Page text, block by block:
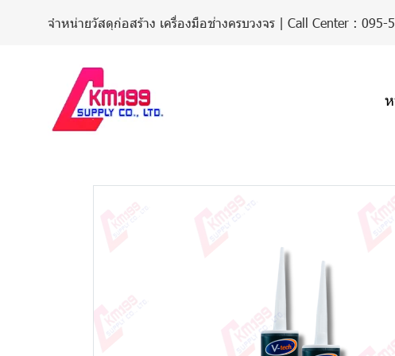
จำหน่ายวัสดุก่อสร้าง เครื่องมือช่างครบวงจร | Call Center : 095-